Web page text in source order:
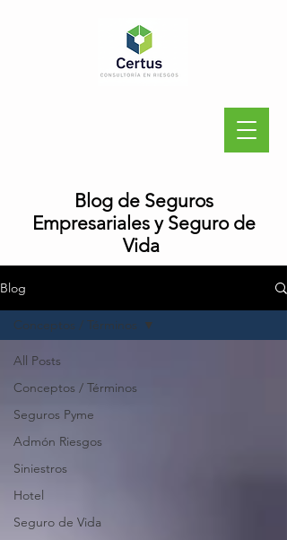
Blog de Seguros
Empresariales y Seguro de
Vida
Blog
All Posts
Conceptos / Términos
Seguros Pyme
Admón Riesgos
Siniestros
Hotel
Seguro de Vida
Conceptos / Términos